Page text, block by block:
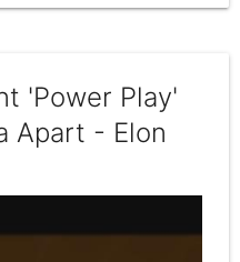
'Power Play'
Apart - Elon